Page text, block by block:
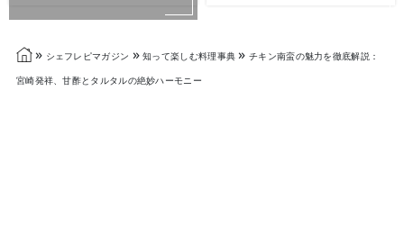
» シェフレピマガジン » 知って楽しむ料理事典 » チキン南蛮の魅力を徹底解説：
宮崎発祥、甘酢とタルタルの絶妙ハーモニー